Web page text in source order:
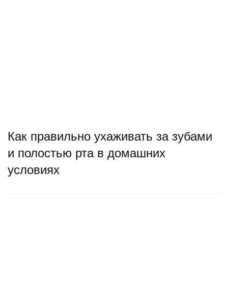
Как правильно ухаживать за зубами
и полостью рта в домашних
условиях